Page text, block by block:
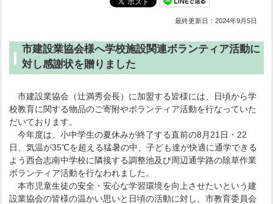
最終更新日：2024年9月5日
市建設業協会様へ学校施設関連ボランティア活動に
対し感謝状を贈りました
市建設業協会（辻満秀会長）に加盟する皆様には、日頃から学
校教育に関する物品のご寄附やボランティア活動を行なっていた
だいております。
今年度は、小中学生の夏休みが終了する直前の8月21日・22
日、気温が35℃を超える猛暑の中、子ども達が快適に通学できる
よう西合志南中学校に隣接する調整池及び周辺通学路の除草作業
ボランティア活動を行なわれました。
本市児童生徒の安全・安心な学習環境を向上させたいという建
設業協会の皆様の温かい思いと日頃の活動に対し、市教育委員会